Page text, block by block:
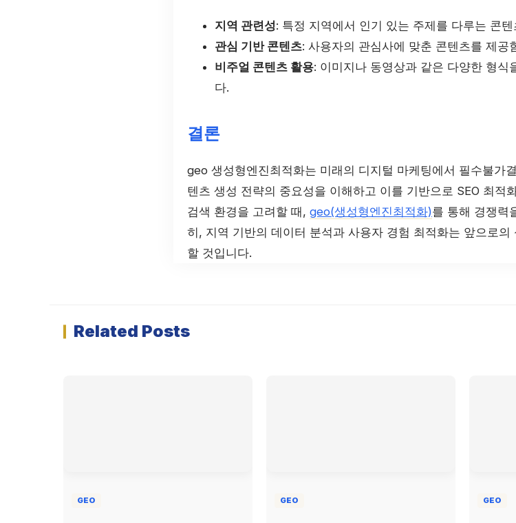
지역 관련성: 특정 지역에서 인기 있는 주제를 다루는 콘
관심 기반 콘텐츠: 사용자의 관심사에 맞춘 콘텐츠를 제공
비주얼 콘텐츠 활용: 이미지나 동영상과 같은 다양한 형
다.
결론
geo 생성형엔진최적화는 미래의 디지털 마케팅에서 필수불가
텐츠 생성 전략의 중요성을 이해하고 이를 기반으로 SEO 최적
검색 환경을 고려할 때, geo(생성형엔진최적화)를 통해 경쟁력
히, 지역 기반의 데이터 분석과 사용자 경험 최적화는 앞으로
할 것입니다.
Related Posts
GEO GEO GEO